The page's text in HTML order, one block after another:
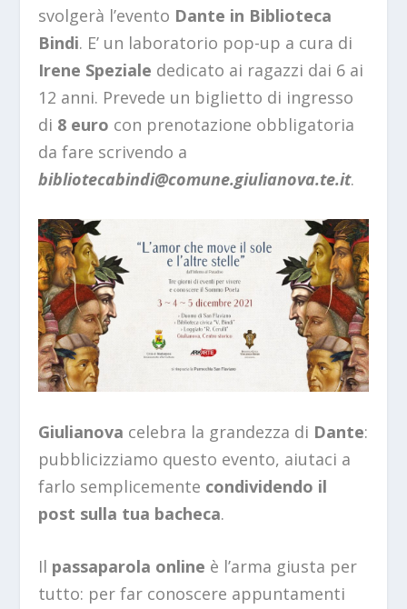
svolgerà l’evento Dante in Biblioteca
Bindi. E’ un laboratorio pop-up a cura di
Irene Speziale dedicato ai ragazzi dai 6 ai
12 anni. Prevede un biglietto di ingresso
di 8 euro con prenotazione obbligatoria
da fare scrivendo a
bibliotecabindi@comune.giulianova.te.it.
Giulianova celebra la grandezza di Dante:
pubblicizziamo questo evento, aiutaci a
farlo semplicemente condividendo il
post sulla tua bacheca.
Il passaparola online è l’arma giusta per
tutto: per far conoscere appuntamenti